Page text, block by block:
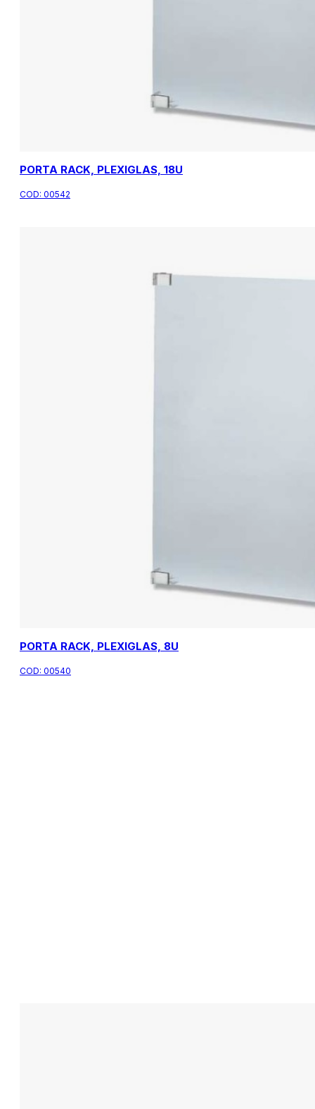
PORTA RACK, PLEXIGLAS, 18U
COD: 00542
PORTA RACK, PLEXIGLAS, 8U
COD: 00540